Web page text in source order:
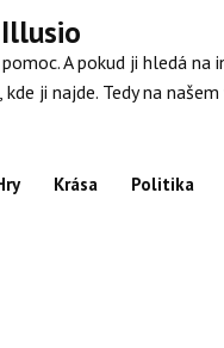
Illusio
A pokud ji hledá
ji najde. Tedy na našem
Krása Politika